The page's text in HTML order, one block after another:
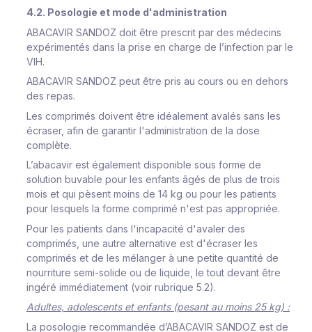
4.2. Posologie et mode d'administration
ABACAVIR SANDOZ doit être prescrit par des médecins
expérimentés dans la prise en charge de l’infection par le
VIH.
ABACAVIR SANDOZ peut être pris au cours ou en dehors
des repas.
Les comprimés doivent être idéalement avalés sans les
écraser, afin de garantir l'administration de la dose
complète.
L’abacavir est également disponible sous forme de
solution buvable pour les enfants âgés de plus de trois
mois et qui pèsent moins de 14 kg ou pour les patients
pour lesquels la forme comprimé n'est pas appropriée.
Pour les patients dans l'incapacité d'avaler des
comprimés, une autre alternative est d'écraser les
comprimés et de les mélanger à une petite quantité de
nourriture semi-solide ou de liquide, le tout devant être
ingéré immédiatement (voir rubrique 5.2).
Adultes, adolescents et enfants (pesant au moins 25 kg) :
La posologie recommandée d’ABACAVIR SANDOZ est de